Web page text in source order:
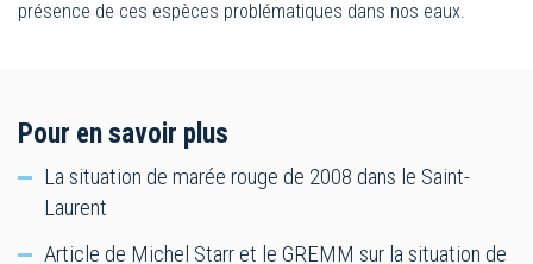
présence de ces espèces problématiques dans nos eaux.
Pour en savoir plus
La situation de marée rouge de 2008 dans le Saint-
Laurent
Article de Michel Starr et le GREMM sur la situation de